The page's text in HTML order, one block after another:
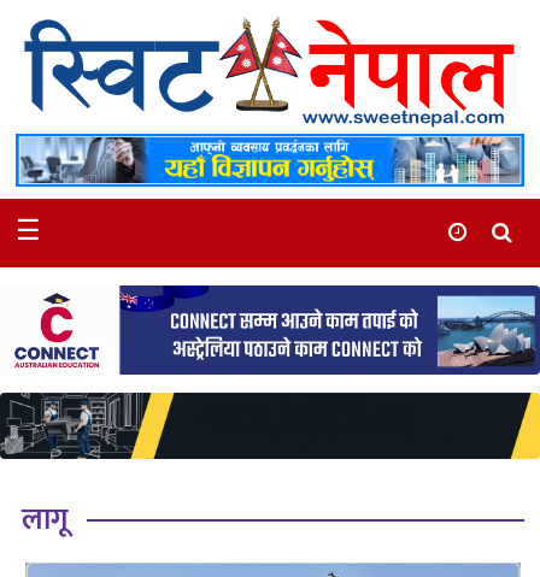
समाचार
स्थानीय
मनोरञ्जन
खेलकुद
अन्तर्वार्ता
समाज
रोचक
साहित्य
☰
लागू